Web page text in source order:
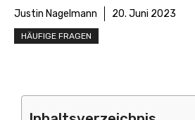
Justin Nagelmann 20. Juni 2023
HÄUFIGE FRAGEN